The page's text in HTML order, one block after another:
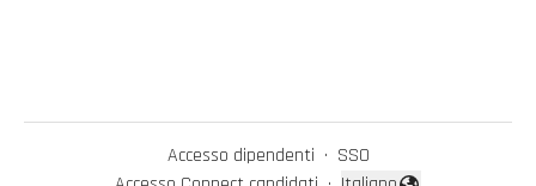
Accesso dipendenti · SSO